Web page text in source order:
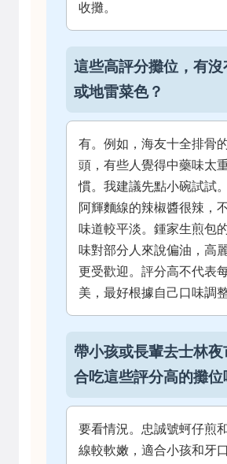
收攤。
這些高評分攤位，有沒
或地雷菜色？
有。例如，海友十全排骨
頭，有些人覺得中藥味太
慣。我建議先點小碗試試
阿輝麵線的辣椒醬很辣，
味道較平淡。鍾家生煎包
味對部分人來說偏油，高
更受歡迎。評分高不代表
美，最好根據自己口味調整
帶小孩或長輩去士林夜
合吃這些評分高的攤位
要看情況。忠誠號蚵仔煎
線較軟嫩，適合小孩和牙